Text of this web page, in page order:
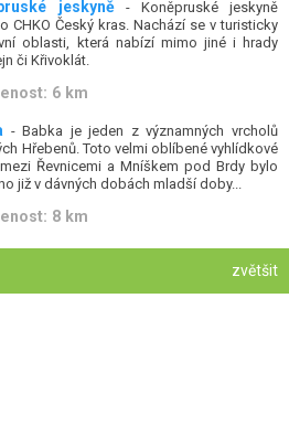
jeskyně- Koněpruské jeskyně
CHKO Český kras. Nachází se v turisticky
oblasti, která nabízí mimo jiné i hrady
či Křivoklát.
6 km
- Babka je jeden z významných vrcholů
Hřebenů. Toto velmi oblíbené vyhlídkové
Řevnicemi a Mníškem pod Brdy bylo
již v dávných dobách mladší doby...
8 km
zvětšit